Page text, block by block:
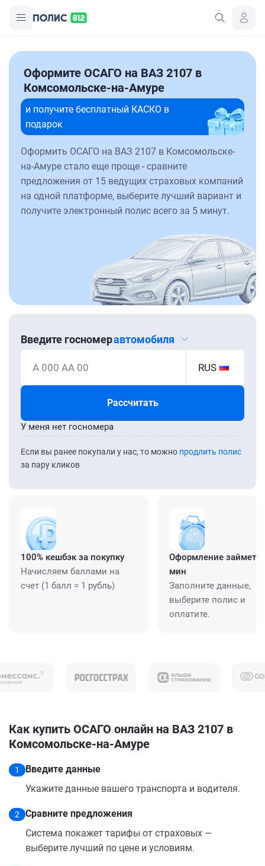
Оформите ОСАГО на ВАЗ 2107 в
Комсомольске-на-Амуре
и получите бесплатный КАСКО в
подарок
Оформить ОСАГО на ВАЗ 2107 в Комсомольске-
на-Амуре стало еще проще - сравните
предложения от 15 ведущих страховых компаний
на одной платформе, выберите лучший вариант и
получите электронный полис всего за 5 минут.
Введите госномеравтомобиля
А 000 АА 00 RUS
Рассчитать
Если вы ранее покупали у нас, то можно продлить полис
за пару кликов
У меня нет госномера
100% кешбэк за покупку
Начисляем баллами на
счет (1 балл = 1 рубль)
Оформление займет
мин
Заполните данные,
выберите полис и
оплатите.
Как купить ОСАГО онлайн на ВАЗ 2107 в
Комсомольске-на-Амуре
1
Введите данные
Укажите данные вашего транспорта и водителя.
2
Сравните предложения
Система покажет тарифы от страховых —
выберите лучший по цене и условиям.